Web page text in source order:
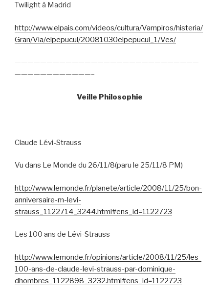
Twilight à Madrid
http://www.elpais.com/videos/cultura/Vampiros/histeria/
Gran/Via/elpepucul/20081030elpepucul_1/Ves/
—————————————————————————————
————————————–
Veille Philosophie
Claude Lévi-Strauss
Vu dans Le Monde du 26/11/8(paru le 25/11/8 PM)
http://www.lemonde.fr/planete/article/2008/11/25/bon-
anniversaire-m-levi-
strauss_1122714_3244.html#ens_id=1122723
Les 100 ans de Lévi-Strauss
http://www.lemonde.fr/opinions/article/2008/11/25/les-
100-ans-de-claude-levi-strauss-par-dominique-
dhombres_1122898_3232.html#ens_id=1122723